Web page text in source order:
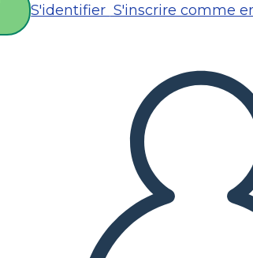
S'identifier S'inscrire comme